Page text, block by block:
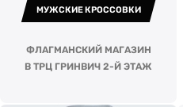
МУЖСКИЕ КРОССОВКИ
ФЛАГМАНСКИЙ МАГАЗИН
В ТРЦ ГРИНВИЧ 2-Й ЭТАЖ